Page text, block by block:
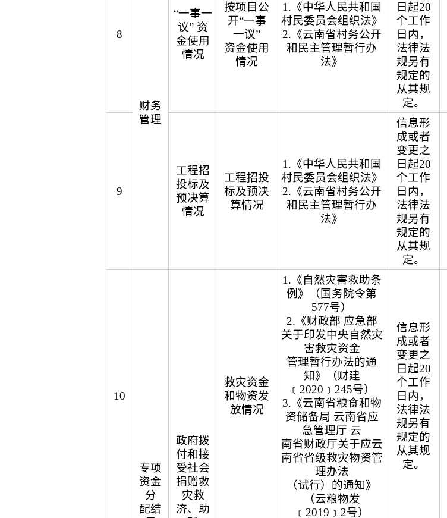
8
财务
管理
“一事一
议” 资
金使用
情况
按项目公
开“一事
一议”
资金使用
情况
1.《中华人民共和国
村民委员会组织法》
2.《云南省村务公开
和民主管理暂行办
法》
日起20
个工作
日内，
法律法
规另有
规定的
从其规
定。
9
工程招
投标及
预决算
情况
工程招投
标及预决
算情况
1.《中华人民共和国
村民委员会组织法》
2.《云南省村务公开
和民主管理暂行办
法》
信息形
成或者
变更之
日起20
个工作
日内，
法律法
规另有
规定的
从其规
定。
10
专项
资金
分
配结
政府拨
付和接
受社会
捐赠救
灾救
济、助
救灾资金
和物资发
放情况
1.《自然灾害救助条
例》（国务院令第
577号）
2.《财政部 应急部
关于印发中央自然灾
害救灾资金
管理暂行办法的通
知》（财建
﹝2020﹞245号）
3.《云南省粮食和物
资储备局 云南省应
急管理厅 云
南省财政厅关于应云
南省省级救灾物资管
理办法
（试行）的通知》
（云粮物发
﹝2019﹞2号）
信息形
成或者
变更之
日起20
个工作
日内，
法律法
规另有
规定的
从其规
定。